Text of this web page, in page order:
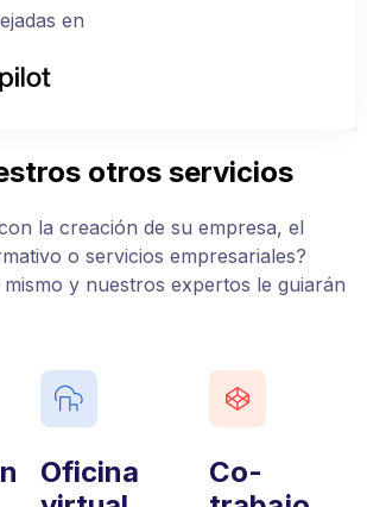
en
otros servicios
la creación de su empresa, el
o servicios empresariales?
y nuestros expertos le guiarán
Oficina
Co-